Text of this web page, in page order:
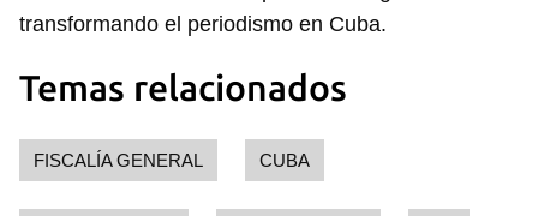
transformando el periodismo en Cuba.
Temas relacionados
FISCALÍA GENERAL CUBA